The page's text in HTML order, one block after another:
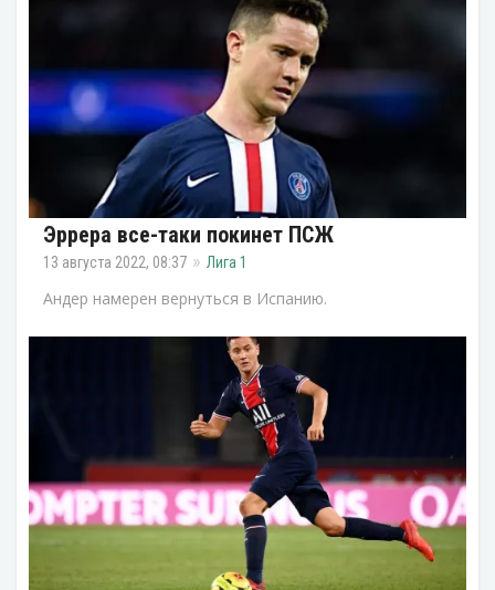
Эррера все-таки покинет ПСЖ
13 августа 2022, 08:37 Лига 1
Андер намерен вернуться в Испанию.